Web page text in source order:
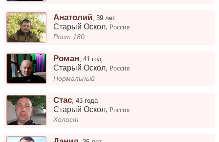
Анатолий ,39 лет
Старый Оскол,Россия
Рост 180
Роман,41 год
Старый Оскол,Россия
Нормальный
Стас ,43 года
Старый Оскол,Россия
Холост